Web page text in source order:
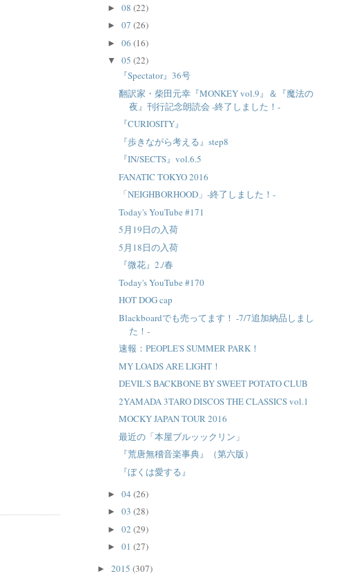
►08(22)
►07(26)
►06(16)
▼05(22)
『Spectator』36号
翻訳家・柴田元幸『MONKEY vol.9』＆『魔法の
夜』刊行記念朗読会 -終了しました！-
『CURIOSITY』
『歩きながら考える』step8
『IN/SECTS』vol.6.5
FANATIC TOKYO 2016
「NEIGHBORHOOD」-終了しました！-
Today's YouTube #171
5月19日の入荷
5月18日の入荷
『微花』2./春
Today's YouTube #170
HOT DOG cap
Blackboardでも売ってます！ -7/7追加納品しまし
た！-
速報：PEOPLE'S SUMMER PARK！
MY LOADS ARE LIGHT！
DEVIL'S BACKBONE BY SWEET POTATO CLUB
2YAMADA 3TARO DISCOS THE CLASSICS vol.1
MOCKY JAPAN TOUR 2016
最近の「本屋ブルッックリン」
『荒唐無稽音楽事典』（第六版）
『ぼくは愛する』
►04(26)
►03(28)
►02(29)
►01(27)
► 2015 (307)